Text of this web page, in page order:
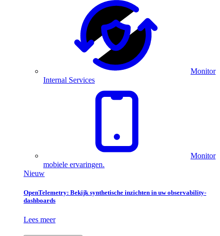
Monitor
Internal Services
Monitor
mobiele ervaringen.
Nieuw
OpenTelemetry: Bekijk synthetische inzichten in uw observability-
dashboards
Lees meer